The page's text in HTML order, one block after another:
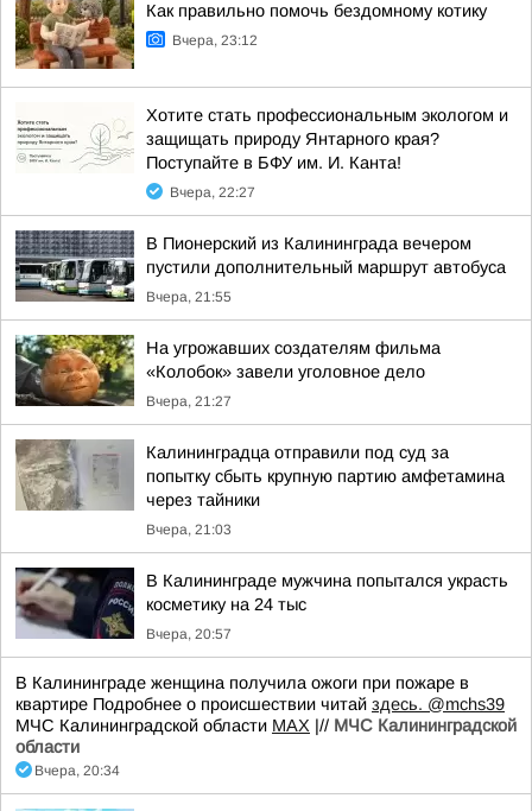
Как правильно помочь бездомному котику
Вчера, 23:12
Хотите стать профессиональным экологом и
защищать природу Янтарного края?
Поступайте в БФУ им. И. Канта!
Вчера, 22:27
В Пионерский из Калининграда вечером
пустили дополнительный маршрут автобуса
Вчера, 21:55
На угрожавших создателям фильма
«Колобок» завели уголовное дело
Вчера, 21:27
Калининградца отправили под суд за
попытку сбыть крупную партию амфетамина
через тайники
Вчера, 21:03
В Калининграде мужчина попытался украсть
косметику на 24 тыс
Вчера, 20:57
В Калининграде женщина получила ожоги при пожаре в
квартире Подробнее о происшествии читай здесь. @mchs39
МЧС Калининградской области MAX |// МЧС Калининградской
области
Вчера, 20:34